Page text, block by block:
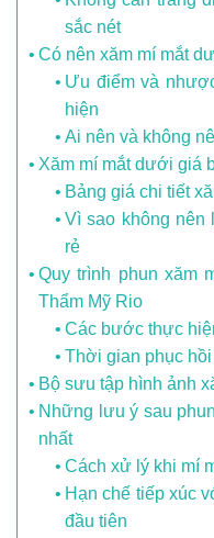
sắc nét
Có nên xăm mí mắt
Ưu điểm và
hiện
Ai nên và không
Xăm mí mắt dưới giá
Bảng giá chi tiết
Vì sao không nên
rẻ
Quy trình phun xăm
Thẩm Mỹ Rio
Các bước thực
Thời gian phục
Bộ sưu tập hình ảnh
Những lưu ý sau
nhất
Cách xử lý khi mí
Hạn chế tiếp xúc
đầu tiên